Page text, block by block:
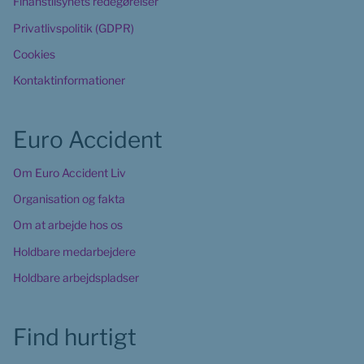
Privatlivspolitik (GDPR)
Cookies
Kontaktinformationer
Euro Accident
Om Euro Accident Liv
Organisation og fakta
Om at arbejde hos os
Holdbare medarbejdere
Holdbare arbejdspladser
Find hurtigt